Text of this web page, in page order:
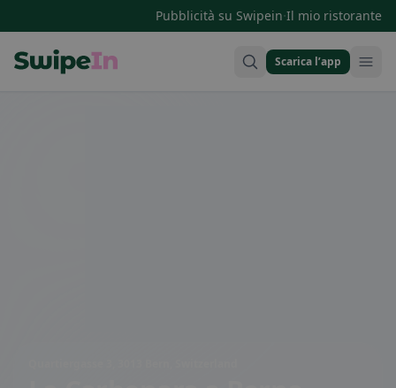
Pubblicità su Swipein·Il mio ristorante
Scarica l’app